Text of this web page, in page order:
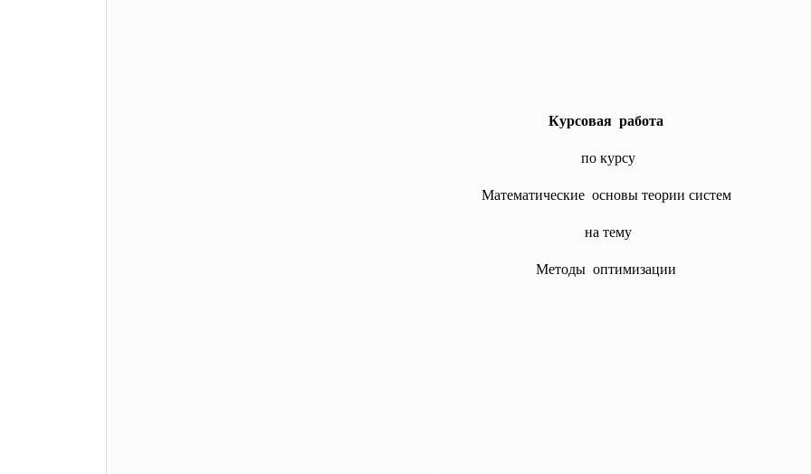
Курсовая работа
по курсу
Математические основы теории систем
на тему
Методы оптимизации